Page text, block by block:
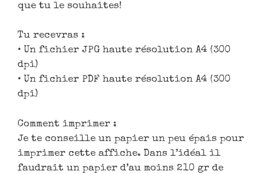
que tu le souhaites!
Tu recevras :
• Un fichier JPG haute résolution A4 (300
dpi)
• Un fichier PDF haute résolution A4 (300
dpi)
Comment imprimer :
Je te conseille un papier un peu épais pour
imprimer cette affiche. Dans l’idéal il
faudrait un papier d’au moins 210 gr de